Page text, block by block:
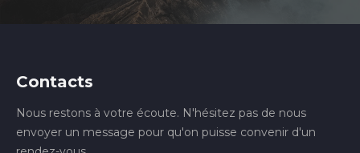
Contacts
Nous restons à votre écoute. N'hésitez pas de nous
envoyer un message pour qu'on puisse convenir d'un